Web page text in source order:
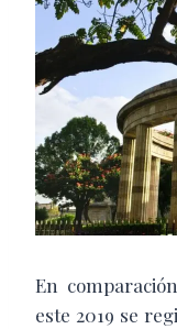
En
este 2019 se